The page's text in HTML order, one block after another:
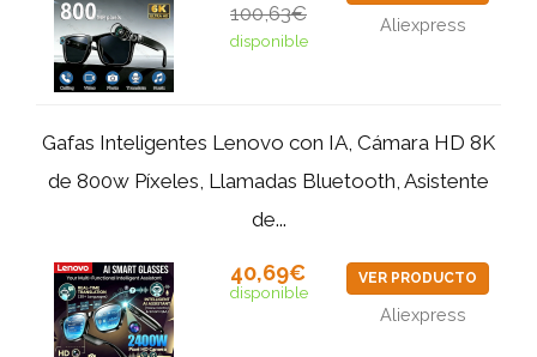
100,63€
disponible
Aliexpress
Gafas Inteligentes Lenovo con IA, Cámara HD 8K
de 800w Píxeles, Llamadas Bluetooth, Asistente
de...
40,69€
disponible
VER PRODUCTO
Aliexpress